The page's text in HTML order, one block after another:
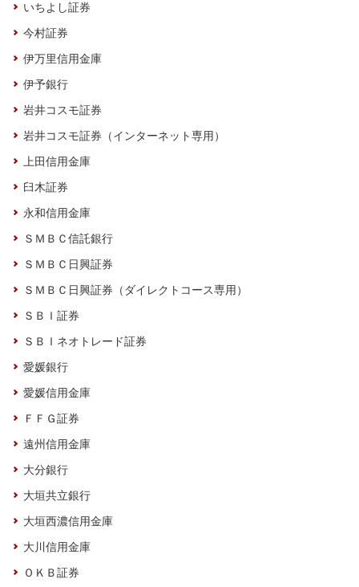
いちよし証券
今村証券
伊万里信用金庫
伊予銀行
岩井コスモ証券
岩井コスモ証券（インターネット専用）
上田信用金庫
臼木証券
永和信用金庫
ＳＭＢＣ信託銀行
ＳＭＢＣ日興証券
ＳＭＢＣ日興証券（ダイレクトコース専用）
ＳＢＩ証券
ＳＢＩネオトレード証券
愛媛銀行
愛媛信用金庫
ＦＦＧ証券
遠州信用金庫
大分銀行
大垣共立銀行
大垣西濃信用金庫
大川信用金庫
ＯＫＢ証券